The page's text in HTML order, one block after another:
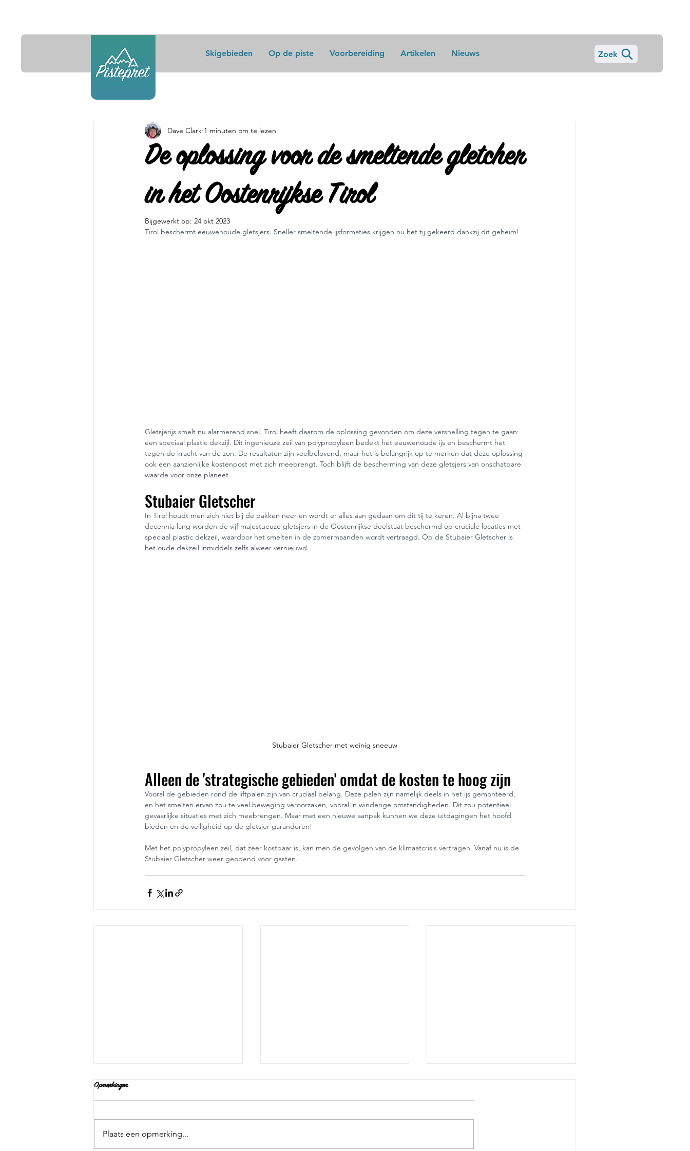
Skigebieden Op de piste Voorbereiding Artikelen Nieuws Zoek
De oplossing voor de smeltende gletcher
in het Oostenrijkse Tirol
Dave Clark 1 minuten om te lezen
Bijgewerkt op: 24 okt 2023
Tirol beschermt eeuwenoude gletsjers. Sneller smeltende ijsformaties krijgen nu het tij gekeerd dankzij dit geheim!
Gletsjerijs smelt nu alarmerend snel. Tirol heeft daarom de oplossing gevonden om deze versnelling tegen te gaan:
een speciaal plastic dekzijl. Dit ingenieuze zeil van polypropyleen bedekt het eeuwenoude ijs en beschermt het
tegen de kracht van de zon. De resultaten zijn veelbelovend, maar het is belangrijk op te merken dat deze oplossing
ook een aanzienlijke kostenpost met zich meebrengt. Toch blijft de bescherming van deze gletsjers van onschatbare
waarde voor onze planeet.
Stubaier Gletscher
In Tirol houdt men zich niet bij de pakken neer en wordt er alles aan gedaan om dit tij te keren. Al bijna twee
decennia lang worden de vijf majestueuze gletsjers in de Oostenrijkse deelstaat beschermd op cruciale locaties met
speciaal plastic dekzeil, waardoor het smelten in de zomermaanden wordt vertraagd. Op de Stubaier Gletscher is
het oude dekzeil inmiddels zelfs alweer vernieuwd.
Stubaier Gletscher met weinig sneeuw
Alleen de 'strategische gebieden' omdat de kosten te hoog zijn
Vooral de gebieden rond de liftpalen zijn van cruciaal belang. Deze palen zijn namelijk deels in het ijs gemonteerd,
en het smelten ervan zou te veel beweging veroorzaken, vooral in winderige omstandigheden. Dit zou potentieel
gevaarlijke situaties met zich meebrengen. Maar met een nieuwe aanpak kunnen we deze uitdagingen het hoofd
bieden en de veiligheid op de gletsjer garanderen!
Met het polypropyleen zeil, dat zeer kostbaar is, kan men de gevolgen van de klimaatcrisis vertragen. Vanaf nu is de
Stubaier Gletscher weer geopend voor gasten.
Opmerkingen
Plaats een opmerking...